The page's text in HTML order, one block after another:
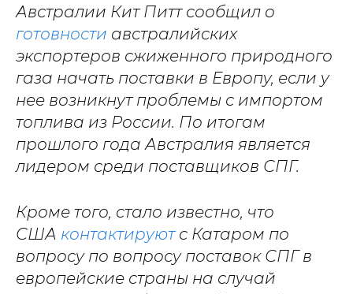
Австралии Кит Питт сообщил о
готовности австралийских
экспортеров сжиженного природного
газа начать поставки в Европу, если у
нее возникнут проблемы с импортом
топлива из России. По итогам
прошлого года Австралия является
лидером среди поставщиков СПГ.
Кроме того, стало известно, что
США контактируютс Катаром по
вопросу по вопросу поставок СПГ в
европейские страны на случай